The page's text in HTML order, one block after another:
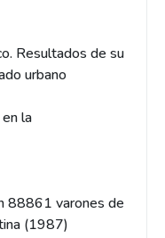
Resultados de su
urbano
la
88861 varones de
(1987)